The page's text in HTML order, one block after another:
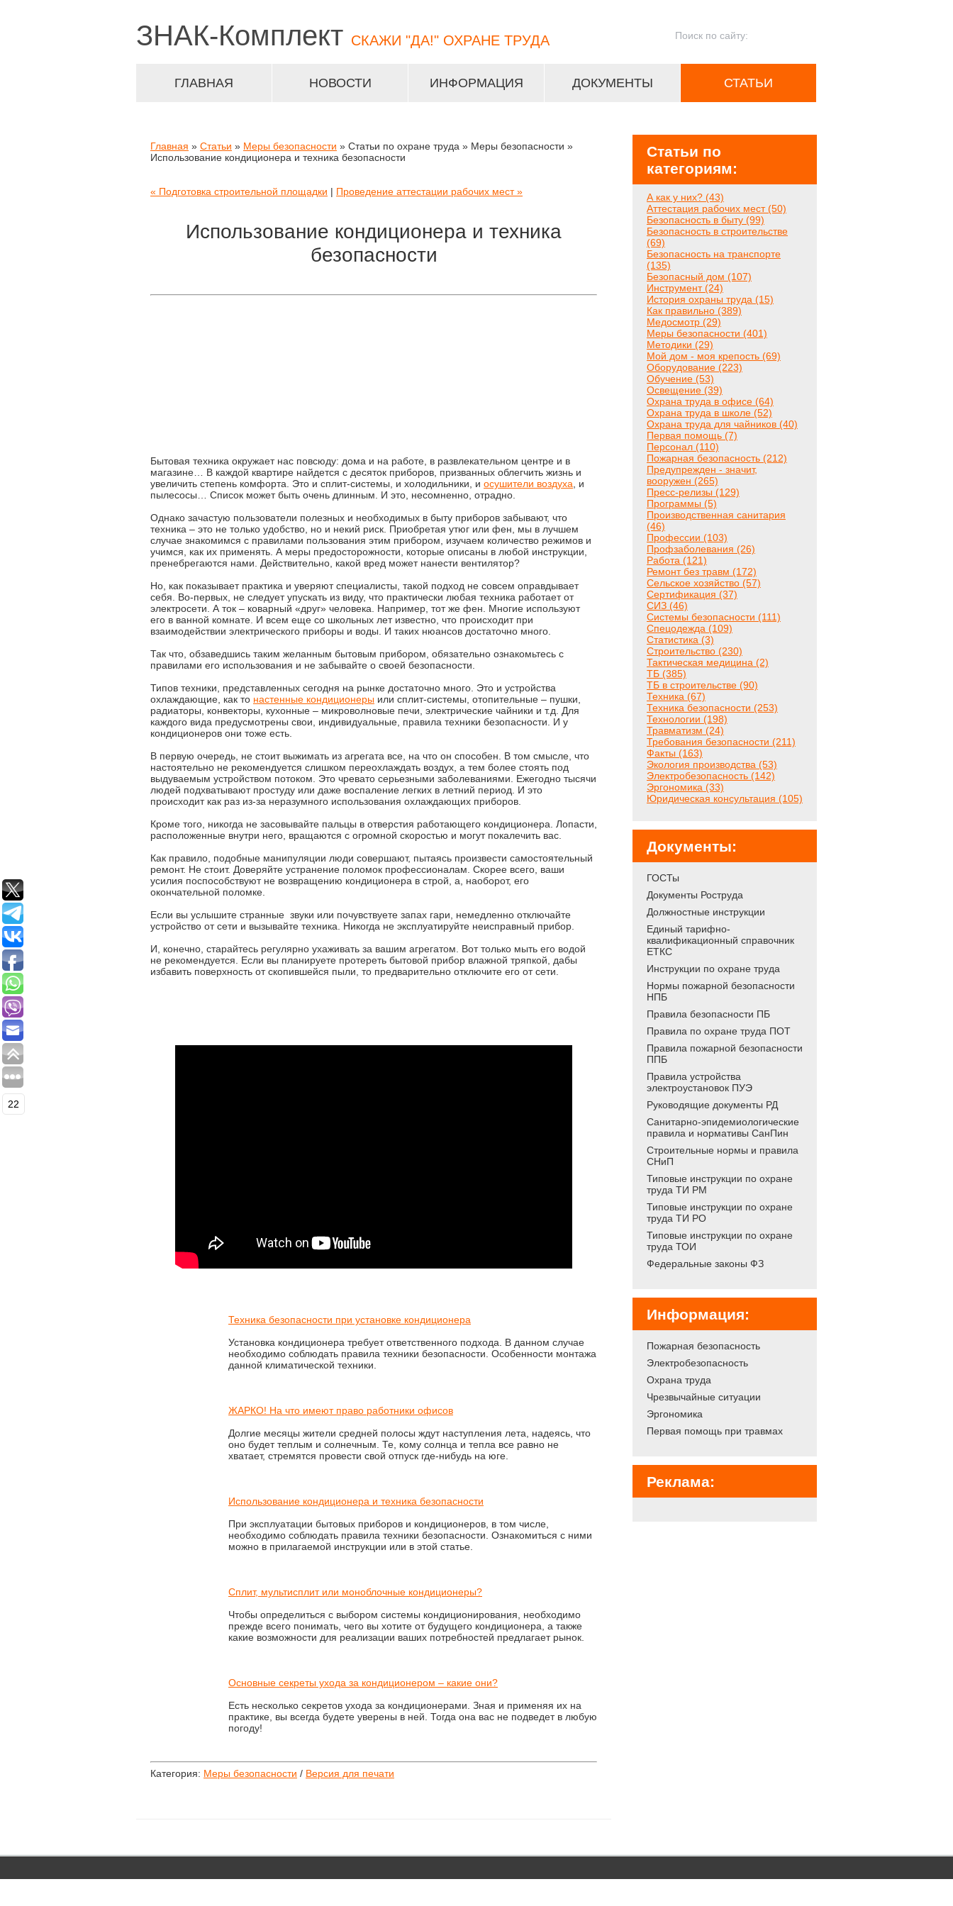
ЗНАК-Комплект СКАЖИ "ДА!" ОХРАНЕ ТРУДА
ГЛАВНАЯ НОВОСТИ ИНФОРМАЦИЯ ДОКУМЕНТЫ СТАТЬИ
Главная » Статьи » Меры безопасности » Статьи по охране труда » Меры безопасности »
Использование кондиционера и техника безопасности
« Подготовка строительной площадки | Проведение аттестации рабочих мест »
Использование кондиционера и техника
безопасности
Бытовая техника окружает нас повсюду: дома и на работе, в развлекательном центре и в
магазине… В каждой квартире найдется с десяток приборов, призванных облегчить жизнь и
увеличить степень комфорта. Это и сплит-системы, и холодильники, и осушители воздуха , и
пылесосы… Список может быть очень длинным. И это, несомненно, отрадно.
Однако зачастую пользователи полезных и необходимых в быту приборов забывают, что
техника – это не только удобство, но и некий риск. Приобретая утюг или фен, мы в лучшем
случае знакомимся с правилами пользования этим прибором, изучаем количество режимов и
учимся, как их применять. А меры предосторожности, которые описаны в любой инструкции,
пренебрегаются нами. Действительно, какой вред может нанести вентилятор?
Но, как показывает практика и уверяют специалисты, такой подход не совсем оправдывает
себя. Во-первых, не следует упускать из виду, что практически любая техника работает от
электросети. А ток – коварный «друг» человека. Например, тот же фен. Многие используют
его в ванной комнате. И всем еще со школьных лет известно, что происходит при
взаимодействии электрического приборы и воды. И таких нюансов достаточно много.
Так что, обзаведшись таким желанным бытовым прибором, обязательно ознакомьтесь с
правилами его использования и не забывайте о своей безопасности.
Типов техники, представленных сегодня на рынке достаточно много. Это и устройства
охлаждающие, как то настенные кондиционеры или сплит-системы, отопительные – пушки,
радиаторы, конвекторы, кухонные – микроволновые печи, электрические чайники и т.д. Для
каждого вида предусмотрены свои, индивидуальные, правила техники безопасности. И у
кондиционеров они тоже есть.
В первую очередь, не стоит выжимать из агрегата все, на что он способен. В том смысле, что
настоятельно не рекомендуется слишком переохлаждать воздух, а тем более стоять под
выдуваемым устройством потоком. Это чревато серьезными заболеваниями. Ежегодно тысячи
людей подхватывают простуду или даже воспаление легких в летний период. И это
происходит как раз из-за неразумного использования охлаждающих приборов.
Кроме того, никогда не засовывайте пальцы в отверстия работающего кондиционера. Лопасти,
расположенные внутри него, вращаются с огромной скоростью и могут покалечить вас.
Как правило, подобные манипуляции люди совершают, пытаясь произвести самостоятельный
ремонт. Не стоит. Доверяйте устранение поломок профессионалам. Скорее всего, ваши
усилия поспособствуют не возвращению кондиционера в строй, а, наоборот, его
окончательной поломке.
Если вы услышите странные звуки или почувствуете запах гари, немедленно отключайте
устройство от сети и вызывайте техника. Никогда не эксплуатируйте неисправный прибор.
И, конечно, старайтесь регулярно ухаживать за вашим агрегатом. Вот только мыть его водой
не рекомендуется. Если вы планируете протереть бытовой прибор влажной тряпкой, дабы
избавить поверхность от скопившейся пыли, то предварительно отключите его от сети.
Техника безопасности при установке кондиционера
Установка кондиционера требует ответственного подхода. В данном случае
необходимо соблюдать правила техники безопасности. Особенности монтажа
данной климатической техники.
ЖАРКО! На что имеют право работники офисов
Долгие месяцы жители средней полосы ждут наступления лета, надеясь, что
оно будет теплым и солнечным. Те, кому солнца и тепла все равно не
хватает, стремятся провести свой отпуск где-нибудь на юге.
Использование кондиционера и техника безопасности
При эксплуатации бытовых приборов и кондиционеров, в том числе,
необходимо соблюдать правила техники безопасности. Ознакомиться с ними
можно в прилагаемой инструкции или в этой статье.
Сплит, мультисплит или моноблочные кондиционеры?
Чтобы определиться с выбором системы кондиционирования, необходимо
прежде всего понимать, чего вы хотите от будущего кондиционера, а также
какие возможности для реализации ваших потребностей предлагает рынок.
Основные секреты ухода за кондиционером – какие они?
Есть несколько секретов ухода за кондиционерами. Зная и применяя их на
практике, вы всегда будете уверены в ней. Тогда она вас не подведет в любую
погоду!
Категория: Меры безопасности / Версия для печати
Статьи по
категориям:
А как у них? (43)
Аттестация рабочих мест (50)
Безопасность в быту (99)
Безопасность в строительстве
(69)
Безопасность на транспорте
(135)
Безопасный дом (107)
Инструмент (24)
История охраны труда (15)
Как правильно (389)
Медосмотр (29)
Меры безопасности (401)
Методики (29)
Мой дом - моя крепость (69)
Оборудование (223)
Обучение (53)
Освещение (39)
Охрана труда в офисе (64)
Охрана труда в школе (52)
Охрана труда для чайников (40)
Первая помощь (7)
Персонал (110)
Пожарная безопасность (212)
Предупрежден - значит,
вооружен (265)
Пресс-релизы (129)
Программы (5)
Производственная санитария
(46)
Профессии (103)
Профзаболевания (26)
Работа (121)
Ремонт без травм (172)
Сельское хозяйство (57)
Сертификация (37)
СИЗ (46)
Системы безопасности (111)
Спецодежда (109)
Статистика (3)
Строительство (230)
Тактическая медицина (2)
ТБ (385)
ТБ в строительстве (90)
Техника (67)
Техника безопасности (253)
Технологии (198)
Травматизм (24)
Требования безопасности (211)
Факты (163)
Экология производства (53)
Электробезопасность (142)
Эргономика (33)
Юридическая консультация (105)
Документы:
ГОСТы
Документы Роструда
Должностные инструкции
Единый тарифно-
квалификационный справочник
ЕТКС
Инструкции по охране труда
Нормы пожарной безопасности
НПБ
Правила безопасности ПБ
Правила по охране труда ПОТ
Правила пожарной безопасности
ППБ
Правила устройства
электроустановок ПУЭ
Руководящие документы РД
Санитарно-эпидемиологические
правила и нормативы СанПин
Строительные нормы и правила
СНиП
Типовые инструкции по охране
труда ТИ РМ
Типовые инструкции по охране
труда ТИ РО
Типовые инструкции по охране
труда ТОИ
Федеральные законы ФЗ
Информация:
Пожарная безопасность
Электробезопасность
Охрана труда
Чрезвычайные ситуации
Эргономика
Первая помощь при травмах
Реклама:
22